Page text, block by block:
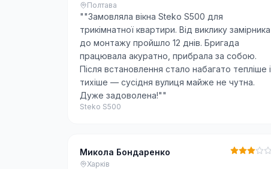
Полтава
""Замовляла вікна Steko S500 для
трикімнатної квартири. Від виклику замірника
до монтажу пройшло 12 днів. Бригада
працювала акуратно, прибрала за собою.
Після встановлення стало набагато тепліше і
тихіше — сусідня вулиця майже не чутна.
Дуже задоволена!""
Steko S500
Микола Бондаренко
Харків